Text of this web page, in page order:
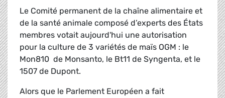
Le Comité permanent de la chaîne alimentaire et
de la santé animale composé d’experts des États
membres votait aujourd'hui une autorisation
pour la culture de 3 variétés de maïs OGM : le
Mon810 de Monsanto, le Bt11 de Syngenta, et le
1507 de Dupont.
Alors que le Parlement Européen a fait